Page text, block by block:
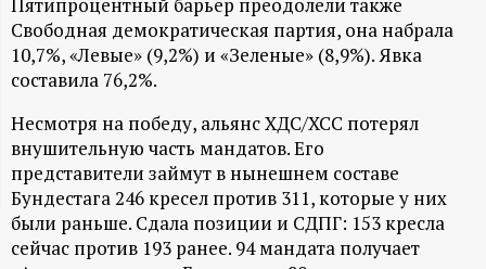
о
р
м
а
ц
Пятипроцентный барьер преодолели также
Свободная демократическая партия, она набрала
10,7%, «Левые» (9,2%) и «Зеленые» (8,9%). Явка
составила 76,2%.
Несмотря на победу, альянс ХДС/ХСС потерял
внушительную часть мандатов. Его
представители займут в нынешнем составе
Бундестага 246 кресел против 311, которые у них
были раньше. Сдала позиции и СДПГ: 153 кресла
сейчас против 193 ранее. 94 мандата получает